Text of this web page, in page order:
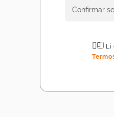
Idioma
Confirmar
Li